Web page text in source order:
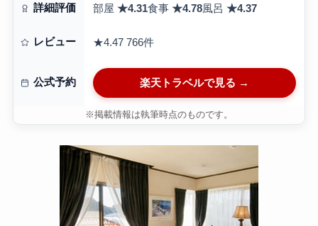
詳細評価 部屋 ★4.31食事 ★4.78風呂 ★4.37
レビュー ★4.47 766件
公式予約 楽天トラベルで見る →
※掲載情報は執筆時点のものです。